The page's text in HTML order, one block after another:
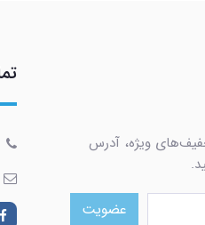
ویژه، آدرس
عضویت